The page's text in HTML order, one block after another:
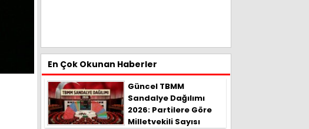
En Çok Okunan Haberler
Güncel TBMM
Sandalye Dağılımı
2026: Partilere Göre
Milletvekili Sayısı